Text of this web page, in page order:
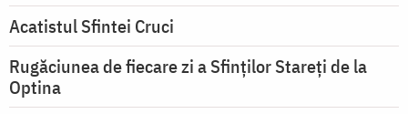
Acatistul Sfintei Cruci
Rugăciunea de fiecare zi a Sfinților Stareți de la
Optina